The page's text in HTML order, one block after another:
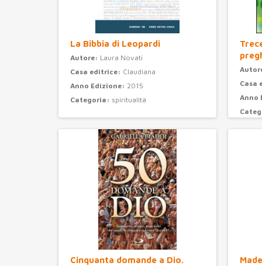
La Bibbia di Leopardi
Autore: Laura Novati
Casa editrice: Claudiana
Anno Edizione: 2015
Categoria: spiritualità
Casa
Anno
Cinquanta domande a Dio.